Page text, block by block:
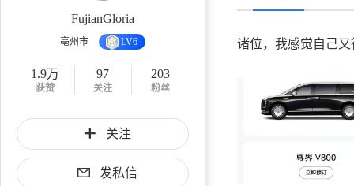
FujianGloria
亳州市 LV6
1.9万
获赞
97
关注
203
粉丝
关注
发私信
诸位，我感觉自己